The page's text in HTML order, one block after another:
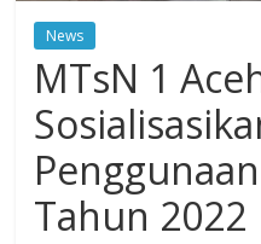
News
MTsN 1
Tahun 2022